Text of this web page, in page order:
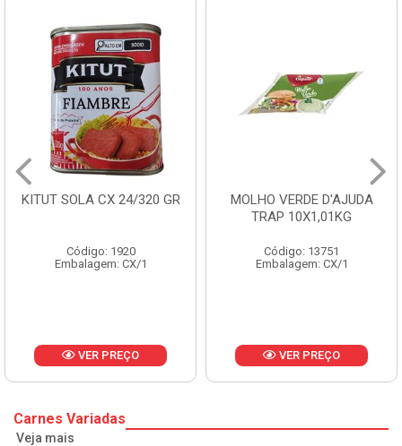
KITUT SOLA CX 24/320 GR
Código: 1920
Embalagem: CX/1
VER PREÇO
MOLHO VERDE D'AJUDA
TRAP 10X1,01KG
Código: 13751
Embalagem: CX/1
VER PREÇO
Carnes Variadas
Veja mais